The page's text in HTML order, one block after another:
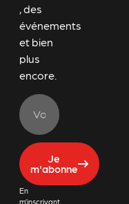
, des
événements
et bien
plus
encore.
Je
m'abonne
En
m’inscrivant